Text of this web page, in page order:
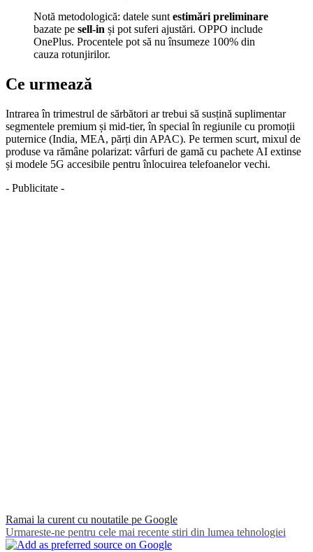
Notă metodologică: datele suntestimări preliminare
bazate pe sell-in și pot suferi ajustări. OPPO include
OnePlus. Procentele pot să nu însumeze 100% din
cauza rotunjirilor.
Ce urmează
Intrarea în trimestrul de sărbători ar trebui să susțină suplimentar
segmentele premium și mid-tier, în special în regiunile cu promoții
puternice (India, MEA, părți din APAC). Pe termen scurt, mixul de
produse va rămâne polarizat: vârfuri de gamă cu pachete AI extinse
și modele 5G accesibile pentru înlocuirea telefoanelor vechi.
- Publicitate -
Ramai la curent cu noutatile pe Google
Urmareste-ne pentru cele mai recente stiri din lumea tehnologiei